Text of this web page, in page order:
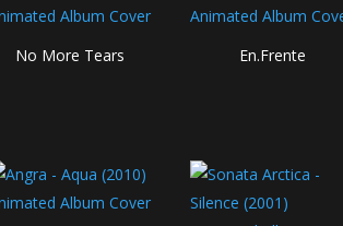
No More Tears
En.Frente